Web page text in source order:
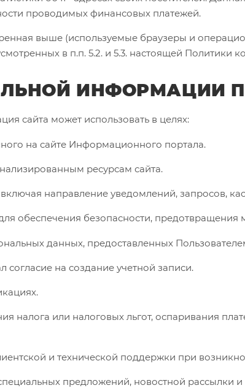
проводимых финансовых платежей.
выше (используемые браузеры и
в п.п. 5.2. и 5.3. настоящей Политики
ИНФОРМАЦИИ
сайта может использовать в целях:
на сайте Информационного портала.
ресурсам сайта.
направление уведомлений, запросов,
обеспечения безопасности, предотвращения
данных, предоставленных
согласие на создание учетной записи.
налога или налоговых льгот, оспаривания
и технической поддержки при
специальных предложений, новостной